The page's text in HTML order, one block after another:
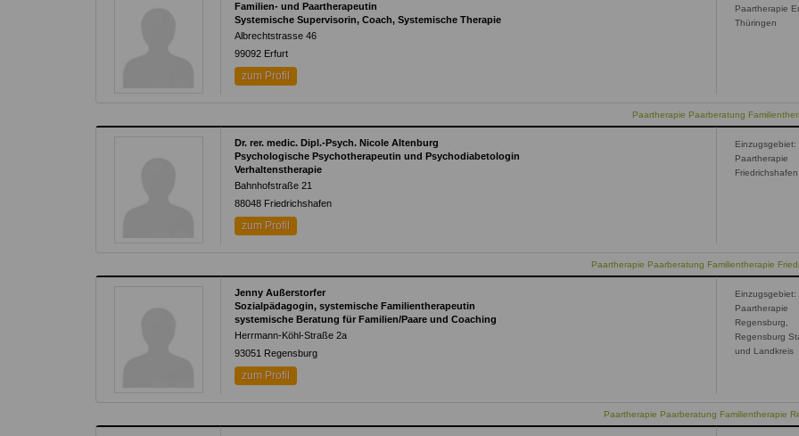
Familien- und Paartherapeutin
Systemische Supervisorin, Coach, Systemische Therapie
Albrechtstrasse 46
99092 Erfurt
zum Profil
Paartherapie
Thüringen
Paartherapie Paarberatung
Dr. rer. medic. Dipl.-Psych. Nicole Altenburg
Psychologische Psychotherapeutin und Psychodiabetologin
Verhaltenstherapie
Bahnhofstraße 21
88048 Friedrichshafen
zum Profil
Einzugsgebiet:
Paartherapie
Friedrichshafen,
Paartherapie Paarberatung Familientherapie
Jenny Außerstorfer
Sozialpädagogin, systemische Familientherapeutin
systemische Beratung für Familien/Paare und Coaching
Herrmann-Köhl-Straße 2a
93051 Regensburg
zum Profil
Einzugsgebiet:
Paartherapie
Regensburg,
Regensburg
und Landkreis
Paartherapie Paarberatung Familientherapie